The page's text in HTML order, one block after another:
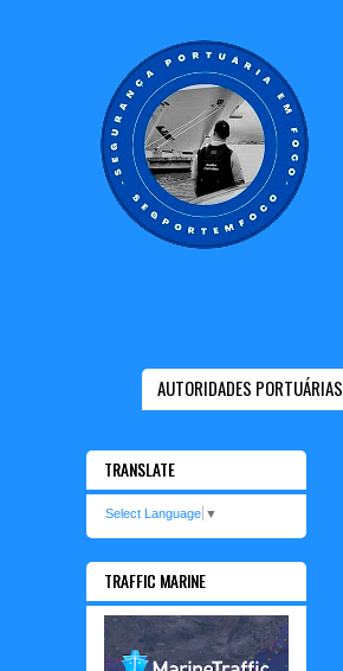
AUTORIDADES PORTUÁRIAS
TRANSLATE
Select Language ▼
TRAFFIC MARINE